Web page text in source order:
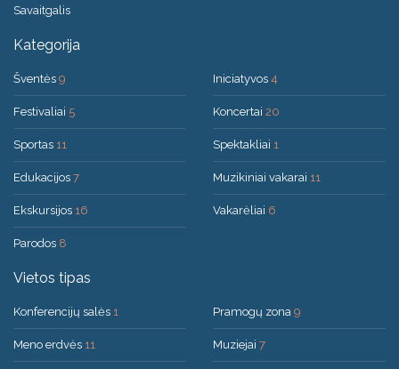
Savaitgalis
Kategorija
Šventės 9
Festivaliai 5
Sportas 11
Edukacijos 7
Ekskursijos 16
Parodos 8
Iniciatyvos 4
Koncertai 20
Spektakliai 1
Muzikiniai vakarai 11
Vakarėliai 6
Vietos tipas
Konferencijų salės 1
Meno erdvės 11
Pramogų zona 9
Muziejai 7